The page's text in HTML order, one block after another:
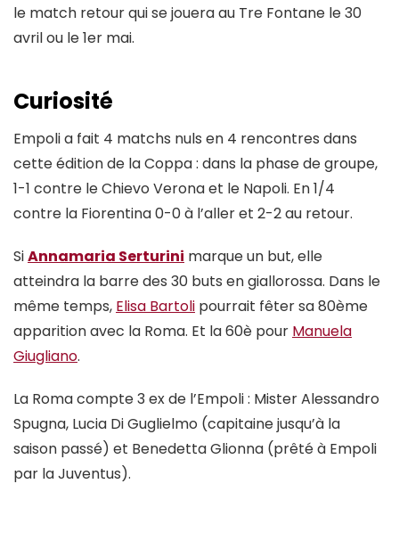
le match retour qui se jouera au Tre Fontane le 30
avril ou le 1er mai.
Curiosité
Empoli a fait 4 matchs nuls en 4 rencontres dans
cette édition de la Coppa : dans la phase de groupe,
1-1 contre le Chievo Verona et le Napoli. En 1/4
contre la Fiorentina 0-0 à l’aller et 2-2 au retour.
SiAnnamaria Serturini marque un but, elle
atteindra la barre des 30 buts en giallorossa. Dans le
même temps, Elisa Bartoli pourrait fêter sa 80ème
apparition avec la Roma. Et la 60è pour Manuela
Giugliano.
La Roma compte 3 ex de l’Empoli : Mister Alessandro
Spugna, Lucia Di Guglielmo (capitaine jusqu’à la
saison passé) et Benedetta Glionna (prêté à Empoli
par la Juventus).